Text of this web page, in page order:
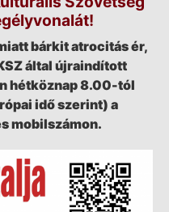
bárkit atrocitás ér,
által újraindított
hétköznap 8.00-tól
idő szerint) a
mobilszámon.